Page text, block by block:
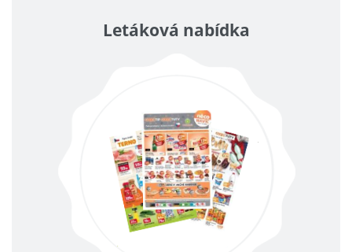
Letáková nabídka